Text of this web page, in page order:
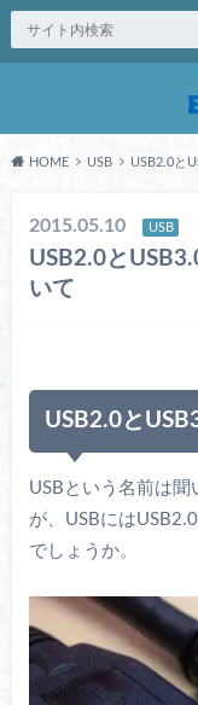
HOME USB USB2.0と
2015.05.10 USB
USB2.0と
いて
USB2.0と
USBという名前は
が、USBには
でしょうか。